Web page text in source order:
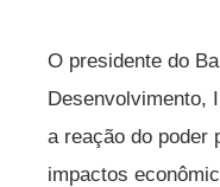
O presidente do
Desenvolvimento,
a reação do poder
impactos